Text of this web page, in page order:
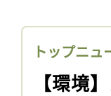
トップニュ
【環境